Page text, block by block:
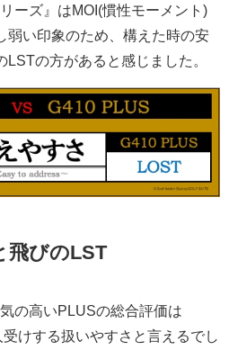
ーズ』はMOI(慣性モーメント)
弱い印象のため、構えた時の安
の方があると感じました。
飛びのLST
の高いPLUSの総合評価は
けする扱いやすさと言えるでし